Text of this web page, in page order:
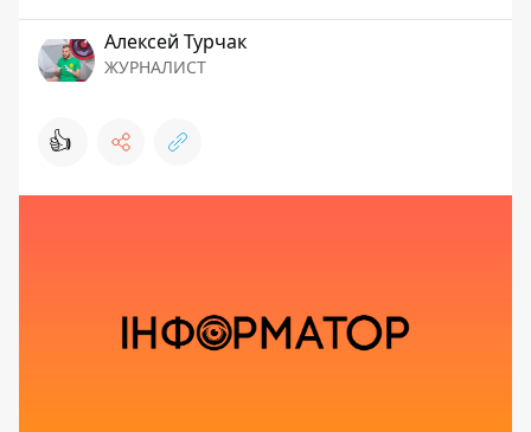
Алексей Турчак
ЖУРНАЛИСТ
👍